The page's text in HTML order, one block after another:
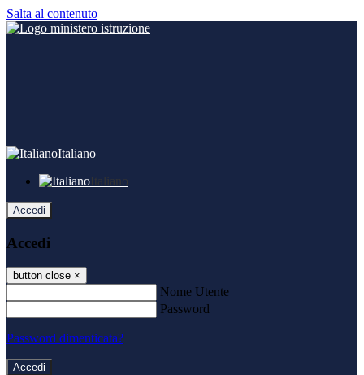
Salta al contenuto
Italiano
Italiano
Accedi
Accedi
button close ×
Nome Utente
Password
Password dimenticata?